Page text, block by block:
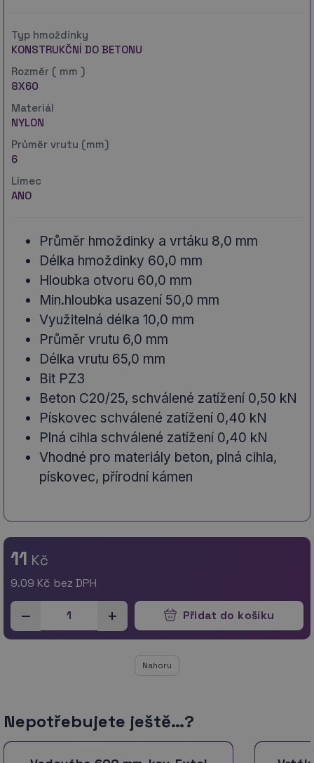
Typ hmoždinky
KONSTRUKČNÍ DO BETONU
Rozměr ( mm )
8X60
Materiál
NYLON
Průměr vrutu (mm)
6
Límec
ANO
Průměr hmoždinky a vrtáku 8,0 mm
Délka hmoždinky 60,0 mm
Hloubka otvoru 60,0 mm
Min.hloubka usazení 50,0 mm
Využitelná délka 10,0 mm
Průměr vrutu 6,0 mm
Délka vrutu 65,0 mm
Bit PZ3
Beton C20/25, schválené zatížení 0,50 kN
Pískovec schválené zatížení 0,40 kN
Plná cihla schválené zatížení 0,40 kN
Vhodné pro materiály beton, plná cihla,
pískovec, přírodní kámen
11 Kč
9.09 Kč bez DPH
+
– Přidat do košíku
Nahoru
Nepotřebujete ještě…?